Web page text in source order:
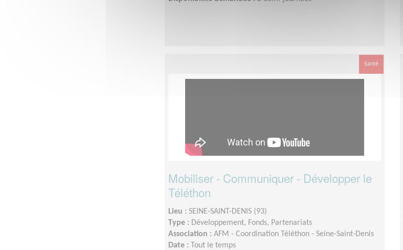
Santé
Mobiliser - Communiquer - Développer le
Téléthon
Lieu : SEINE-SAINT-DENIS (93)
Type : Développement, Fonds, Partenariats
Association : AFM - Coordination Téléthon - Seine-Saint-Denis
Date :
Tout le temps